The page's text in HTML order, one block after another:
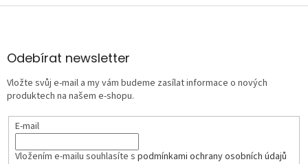
Z
aOdebírat newsletter
Vložte svůj e-mail a my vám budeme zasílat informace o nových
produktech na našem e-shopu.
E-mail
Vložením e-mailu souhlasíte s podmínkami ochrany osobních údajů